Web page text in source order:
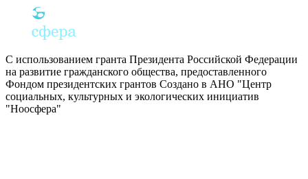
С использованием гранта Президента Российской Федерации
на развитие гражданского общества, предоставленного
Фондом президентских грантов Создано в АНО "Центр
социальных, культурных и экологических инициатив
"Ноосфера"